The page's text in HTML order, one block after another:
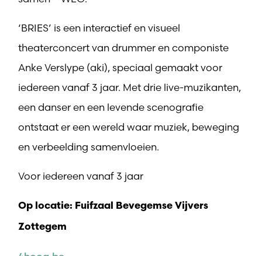
‘BRIES’ is een interactief en visueel
theaterconcert van drummer en componiste
Anke Verslype (aki), speciaal gemaakt voor
iedereen vanaf 3 jaar. Met drie live-muzikanten,
een danser en een levende scenografie
ontstaat er een wereld waar muziek, beweging
en verbeelding samenvloeien.
Voor iedereen vanaf 3 jaar
Op locatie: Fuifzaal Bevegemse Vijvers
Zottegem